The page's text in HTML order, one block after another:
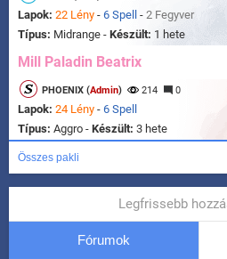
Lapok: 22 Lény - 6 Spell - 2 Fegyver
Típus: Midrange - Készült: 1 hete
Mill Paladin Beatrix
PHOENIX (Admin) 214 0
Lapok: 24 Lény - 6 Spell
Típus: Aggro - Készült: 3 hete
Összes pakli
Legfrissebb
Fórumok